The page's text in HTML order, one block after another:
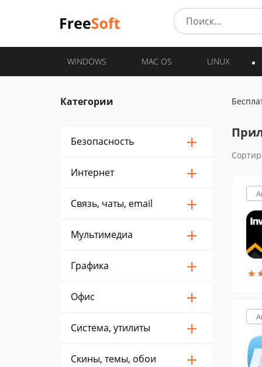
WINDOWS MAC OS LINUX
Категории
Безопасность
Интернет
Связь, чаты, email
Мультимедиа
Графика
Офис
Система, утилиты
Скины, темы, обои
★
★